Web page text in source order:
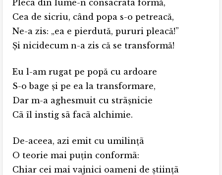
Pleca din lume-n consacrata formă,
Cea de sicriu, când popa s-o petreacă,
Ne-a zis: „ea e pierdută, pururi pleacă!”
Şi nicidecum n-a zis că se transformă!
Eu l-am rugat pe popă cu ardoare
S-o bage şi pe ea la transformare,
Dar m-a aghesmuit cu strãşnicie
Cã îl instig sã facã alchimie.
De-aceea, azi emit cu umilinţã
O teorie mai puţin conformã:
Chiar cei mai vajnici oameni de ştiinţã